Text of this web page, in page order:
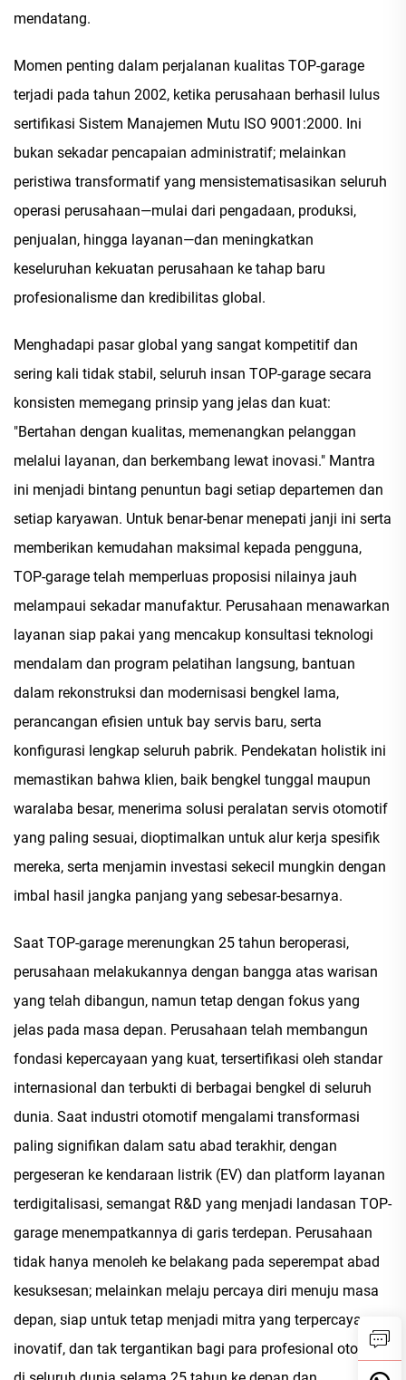
mendatang.
Momen penting dalam perjalanan kualitas TOP-garage
terjadi pada tahun 2002, ketika perusahaan berhasil lulus
sertifikasi Sistem Manajemen Mutu ISO 9001:2000. Ini
bukan sekadar pencapaian administratif; melainkan
peristiwa transformatif yang mensistematisasikan seluruh
operasi perusahaan—mulai dari pengadaan, produksi,
penjualan, hingga layanan—dan meningkatkan
keseluruhan kekuatan perusahaan ke tahap baru
profesionalisme dan kredibilitas global.
Menghadapi pasar global yang sangat kompetitif dan
sering kali tidak stabil, seluruh insan TOP-garage secara
konsisten memegang prinsip yang jelas dan kuat:
"Bertahan dengan kualitas, memenangkan pelanggan
melalui layanan, dan berkembang lewat inovasi." Mantra
ini menjadi bintang penuntun bagi setiap departemen dan
setiap karyawan. Untuk benar-benar menepati janji ini serta
memberikan kemudahan maksimal kepada pengguna,
TOP-garage telah memperluas proposisi nilainya jauh
melampaui sekadar manufaktur. Perusahaan menawarkan
layanan siap pakai yang mencakup konsultasi teknologi
mendalam dan program pelatihan langsung, bantuan
dalam rekonstruksi dan modernisasi bengkel lama,
perancangan efisien untuk bay servis baru, serta
konfigurasi lengkap seluruh pabrik. Pendekatan holistik ini
memastikan bahwa klien, baik bengkel tunggal maupun
waralaba besar, menerima solusi peralatan servis otomotif
yang paling sesuai, dioptimalkan untuk alur kerja spesifik
mereka, serta menjamin investasi sekecil mungkin dengan
imbal hasil jangka panjang yang sebesar-besarnya.
Saat TOP-garage merenungkan 25 tahun beroperasi,
perusahaan melakukannya dengan bangga atas warisan
yang telah dibangun, namun tetap dengan fokus yang
jelas pada masa depan. Perusahaan telah membangun
fondasi kepercayaan yang kuat, tersertifikasi oleh standar
internasional dan terbukti di berbagai bengkel di seluruh
dunia. Saat industri otomotif mengalami transformasi
paling signifikan dalam satu abad terakhir, dengan
pergeseran ke kendaraan listrik (EV) dan platform layanan
terdigitalisasi, semangat R&D yang menjadi landasan TOP-
garage menempatkannya di garis terdepan. Perusahaan
tidak hanya menoleh ke belakang pada seperempat abad
kesuksesan; melainkan melaju percaya diri menuju masa
depan, siap untuk tetap menjadi mitra yang terpercaya,
inovatif, dan tak tergantikan bagi para profesional otomotif